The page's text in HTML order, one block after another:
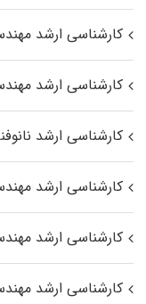
کارشناسی ارشد
کارشناسی ارشد
کارشناسی ارشد
کارشناسی ارشد
کارشناسی ارشد
کارشناسی ارشد